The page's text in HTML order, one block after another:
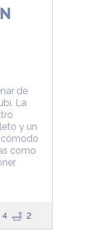
de
La
y un
cómodo
como
4 2